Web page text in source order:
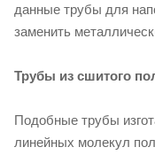
данные трубы для
заменить
Трубы из сшитого
Подобные трубы
линейных молекул